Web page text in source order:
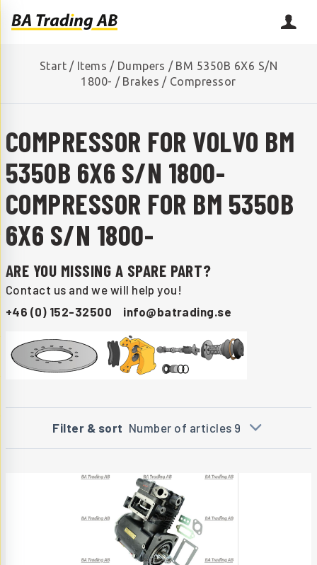
Start / Items / Dumpers / BM 5350B 6X6 S/N
1800- / Brakes / Compressor
COMPRESSOR FOR VOLVO BM
5350B 6X6 S/N 1800-
COMPRESSOR FOR BM 5350B
6X6 S/N 1800-
ARE YOU MISSING A SPARE PART?
Contact us and we will help you!
+46 (0) 152-32500
info@batrading.se
Filter & sort Number of articles 9